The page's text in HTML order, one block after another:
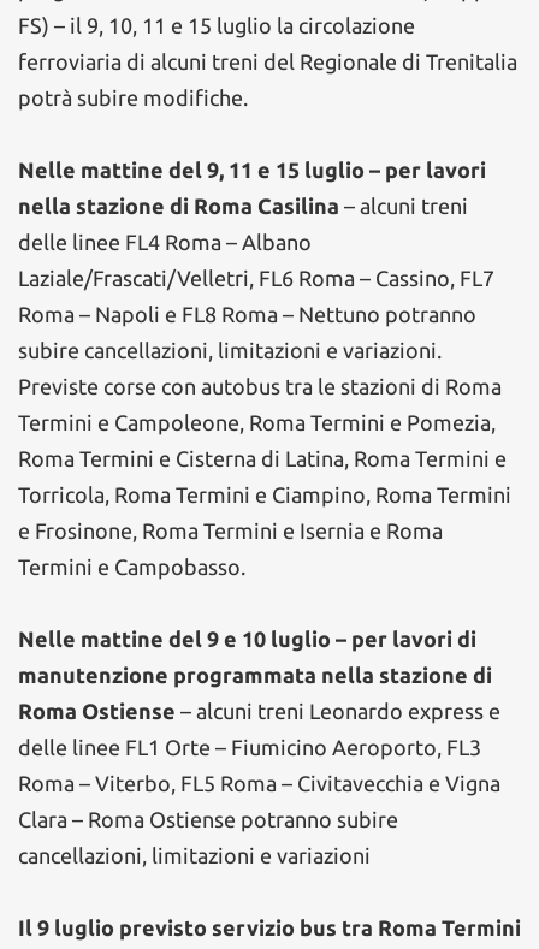
FS) – il 9, 10, 11 e 15 luglio la circolazione
ferroviaria di alcuni treni del Regionale di Trenitalia
potrà subire modifiche.
Nelle mattine del 9, 11 e 15 luglio – per lavori
nella stazione di Roma Casilina – alcuni treni
delle linee FL4 Roma – Albano
Laziale/Frascati/Velletri, FL6 Roma – Cassino, FL7
Roma – Napoli e FL8 Roma – Nettuno potranno
subire cancellazioni, limitazioni e variazioni.
Previste corse con autobus tra le stazioni di Roma
Termini e Campoleone, Roma Termini e Pomezia,
Roma Termini e Cisterna di Latina, Roma Termini e
Torricola, Roma Termini e Ciampino, Roma Termini
e Frosinone, Roma Termini e Isernia e Roma
Termini e Campobasso.
Nelle mattine del 9 e 10 luglio – per lavori di
manutenzione programmata nella stazione di
Roma Ostiense – alcuni treni Leonardo express e
delle linee FL1 Orte – Fiumicino Aeroporto, FL3
Roma – Viterbo, FL5 Roma – Civitavecchia e Vigna
Clara – Roma Ostiense potranno subire
cancellazioni, limitazioni e variazioni
Il 9 luglio previsto servizio bus tra Roma Termini